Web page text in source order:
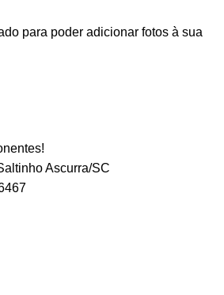
para poder adicionar fotos à sua
Ascurra/SC